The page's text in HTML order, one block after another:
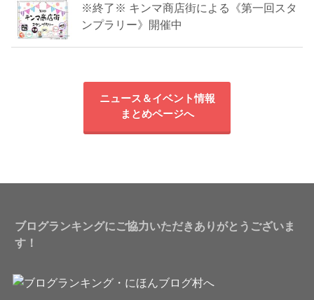
※終了※ キンマ商店街による《第一回スタ
ンプラリー》開催中
ニュース＆イベント情報
まとめページへ
ブログランキングにご協力いただきありがとうございま
す！